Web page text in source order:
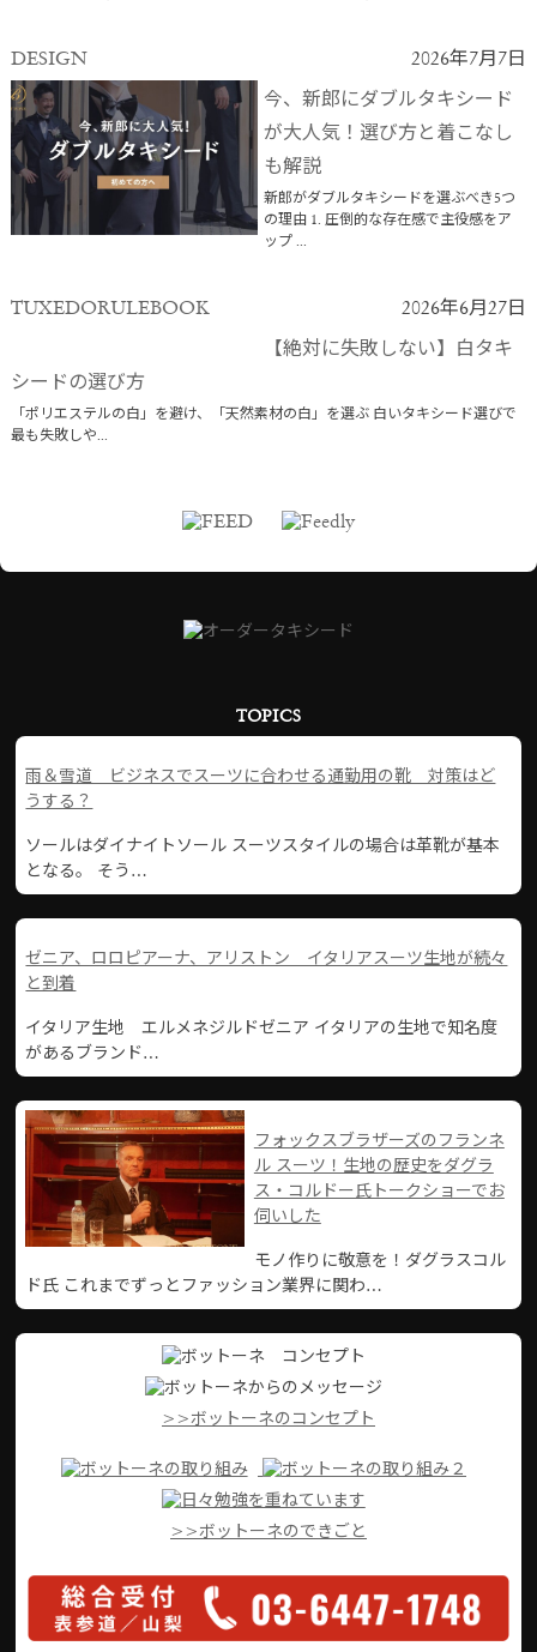
DESIGN 2026年7月7日
今、新郎にダブルタキシード
が大人気！選び方と着こなし
も解説
新郎がダブルタキシードを選ぶべき5つ
の理由 1. 圧倒的な存在感で主役感をア
ップ ...
TUXEDORULEBOOK 2026年6月27日
【絶対に失敗しない】白タキ
シードの選び方
「ポリエステルの白」を避け、「天然素材の白」を選ぶ 白いタキシード選びで
最も失敗しや...
TOPICS
雨＆雪道 ビジネスでスーツに合わせる通勤用の靴 対策はど
うする？
ソールはダイナイトソール スーツスタイルの場合は革靴が基本
となる。 そう…
ゼニア、ロロピアーナ、アリストン イタリアスーツ生地が続々
と到着
イタリア生地 エルメネジルドゼニア イタリアの生地で知名度
があるブランド…
フォックスブラザーズのフランネ
ル スーツ！生地の歴史をダグラ
ス・コルドー氏トークショーでお
伺いした
モノ作りに敬意を！ダグラスコル
ド氏 これまでずっとファッション業界に関わ…
>>ボットーネのコンセプト
>>ボットーネのできごと